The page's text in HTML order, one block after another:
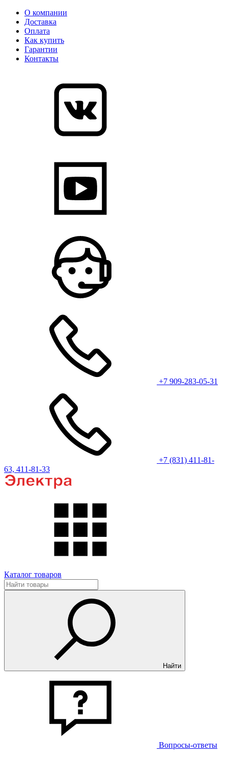
О компании
Доставка
Оплата
Как купить
Гарантии
Контакты
+7 909-283-05-31
+7 (831) 411-81-
63, 411-81-33
Каталог товаров
Найти
Вопросы-ответы